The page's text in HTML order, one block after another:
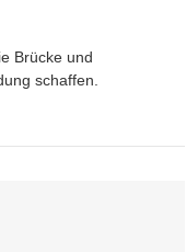
Brücke und
schaffen.